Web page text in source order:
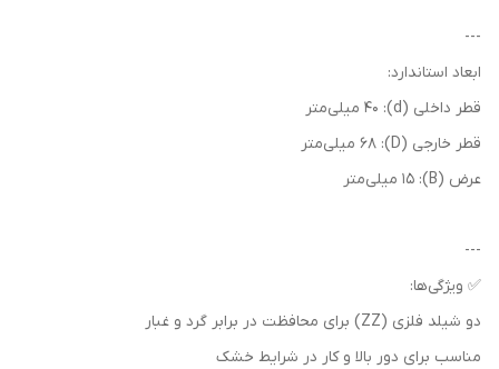
---
ابعاد استاندارد:
قطر داخلی (d): 40 میلی‌متر
قطر خارجی (D): 68 میلی‌متر
عرض (B): 15 میلی‌متر
---
✅ ویژگی‌ها:
دو شیلد فلزی (ZZ) برای محافظت در برابر گرد و غبار
مناسب برای دور بالا و کار در شرایط خشک